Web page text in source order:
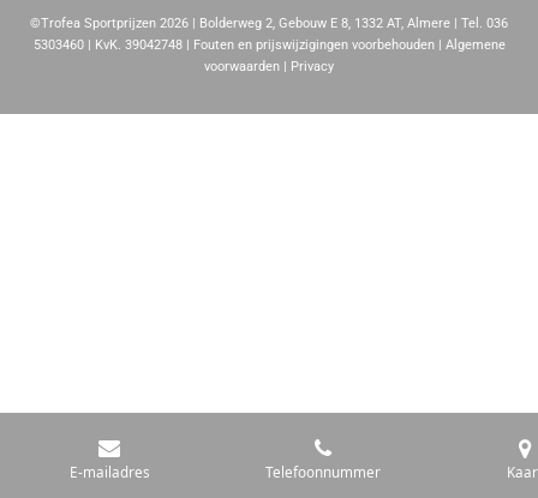
©Trofea Sportprijzen 2026 | Bolderweg 2, Gebouw E 8, 1332 AT, Almere | Tel. 036
5303460 | KvK. 39042748 | Fouten en prijswijzigingen voorbehouden | Algemene
voorwaarden | Privacy
E-mailadres Telefoonnummer